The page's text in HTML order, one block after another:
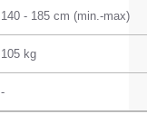
140 - 185 cm (min.-max)
105 kg
-